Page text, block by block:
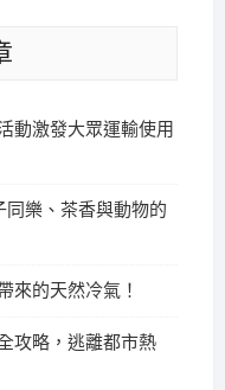
動激發大眾運輸使用
樂、茶香與動物的
來的天然冷氣！
攻略，逃離都市熱